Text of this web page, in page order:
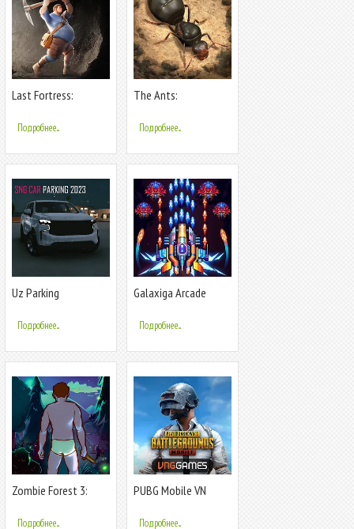
Last Fortress:
Подробнее...
The Ants:
Kingdom
Подробнее...
Uz Parking
Подробнее...
Galaxiga Arcade
Подробнее...
Zombie Forest 3:
Подробнее...
PUBG Mobile VN
Подробнее...